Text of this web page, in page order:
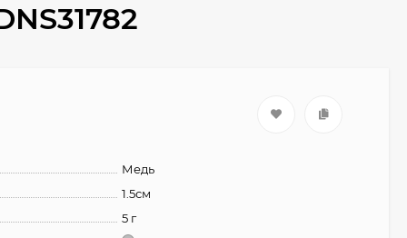
Медь
1.5см
5 г